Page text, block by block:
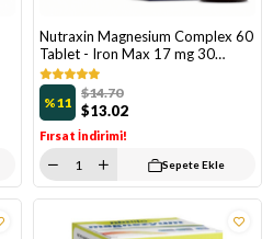
Nutraxin Magnesium Complex 60
Tablet - Iron Max 17 mg 30
Tablet
%11 $13.02
$14.70
Fırsat İndirimi!
Sepete Ekle